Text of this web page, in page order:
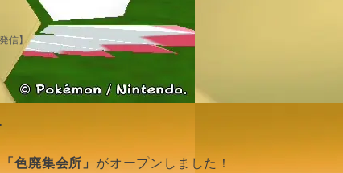
「色廃集会所」 がオープンしました！